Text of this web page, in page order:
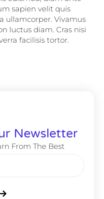
sapien velit quis
ullamcorper. Vivamus
luctus diam. Cras nisi
facilisis tortor.
Newsletter
From The Best